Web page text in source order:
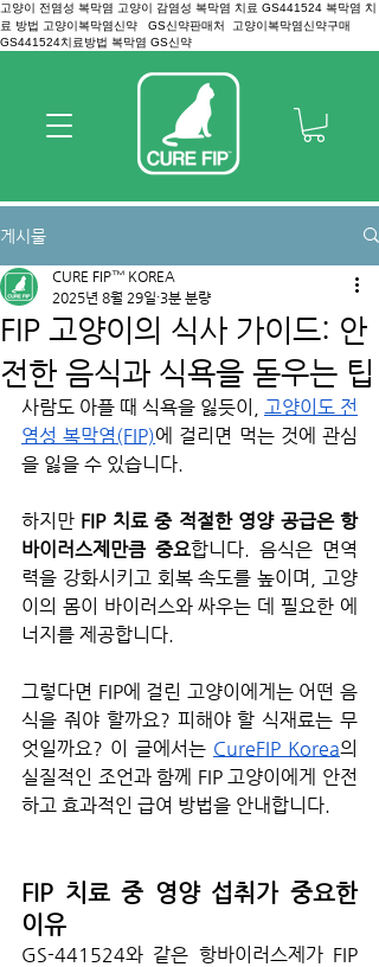
고양이 전염성 복막염 고양이 감염성 복막염 치료 GS441524 복막염 치
료 방법 고양이복막염신약 GS신약판매처 고양이복막염신약구매
GS441524치료방법 복막염 GS신약
게시물
FIP 고양이의 식사 가이드: 안
전한 음식과 식욕을 돋우는 팁
CURE FIP™ KOREA
2025년 8월 29일 3분 분량
사람도 아플 때 식욕을 잃듯이,
고양이도 전
염성 복막염(FIP)에 걸리면 먹는 것에 관심
을 잃을 수 있습니다.
하지만 FIP 치료 중 적절한 영양 공급은 항
바이러스제만큼 중요합니다. 음식은 면역
력을 강화시키고 회복 속도를 높이며, 고양
이의 몸이 바이러스와 싸우는 데 필요한 에
너지를 제공합니다.
그렇다면 FIP에 걸린 고양이에게는 어떤 음
식을 줘야 할까요? 피해야 할 식재료는 무
엇일까요? 이 글에서는 CureFIP Korea의
실질적인 조언과 함께 FIP 고양이에게 안전
하고 효과적인 급여 방법을 안내합니다.
FIP 치료 중 영양 섭취가 중요한
이유
GS-441524와 같은 항바이러스제가 FIP